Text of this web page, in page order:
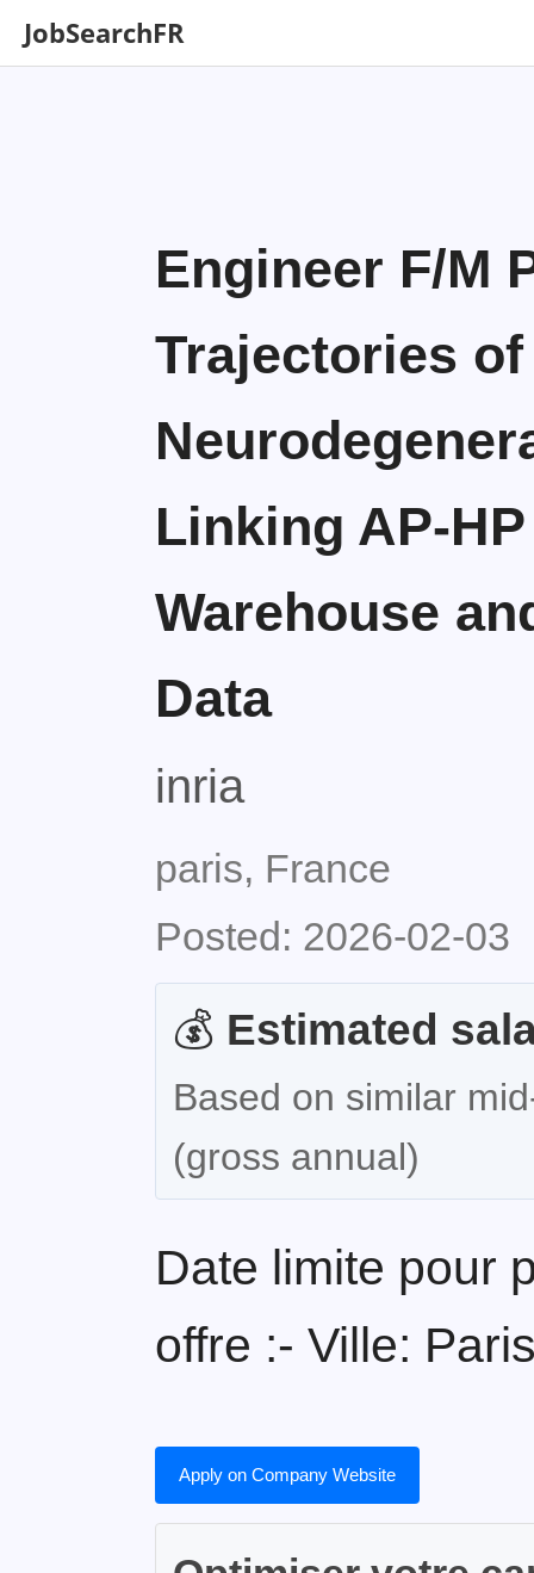
JobSearchFR
Engineer F/M
Trajectories of
Linking AP-
Warehouse
Data
inria
paris, France
Posted: 2026-02-03
💰 Estimated
Based on similar
(gross annual)
Date limite pour
offre :- Ville:
Apply on Company Website